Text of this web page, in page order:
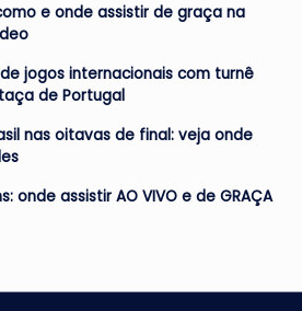
e onde assistir de graça na
jogos internacionais com turnê
de Portugal
nas oitavas de final: veja onde
onde assistir AO VIVO e de GRAÇA